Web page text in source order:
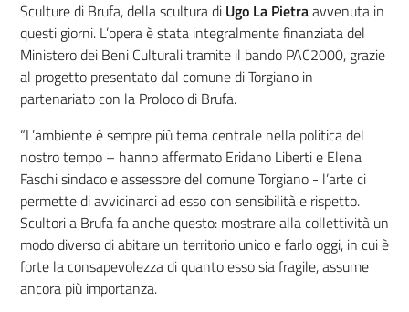
Sculture di Brufa, della scultura di Ugo La Pietraavvenuta in
questi giorni. L’opera è stata integralmente finanziata del
Ministero dei Beni Culturali tramite il bando PAC2000, grazie
al progetto presentato dal comune di Torgiano in
partenariato con la Proloco di Brufa.
“L’ambiente è sempre più tema centrale nella politica del
nostro tempo – hanno affermato Eridano Liberti e Elena
Faschi sindaco e assessore del comune Torgiano - l’arte ci
permette di avvicinarci ad esso con sensibilità e rispetto.
Scultori a Brufa fa anche questo: mostrare alla collettività un
modo diverso di abitare un territorio unico e farlo oggi, in cui è
forte la consapevolezza di quanto esso sia fragile, assume
ancora più importanza.